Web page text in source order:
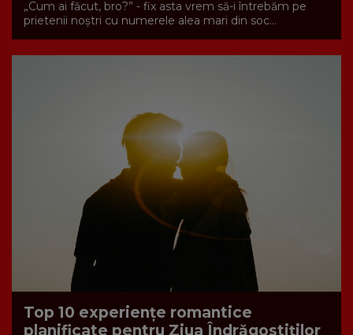
„Cum ai făcut, bro?” - fix asta vrem să-i întrebăm pe
prietenii noștri cu numerele alea mari din soc...
Top 10 experiențe romantice
planificate pentru Ziua Îndrăgostiților